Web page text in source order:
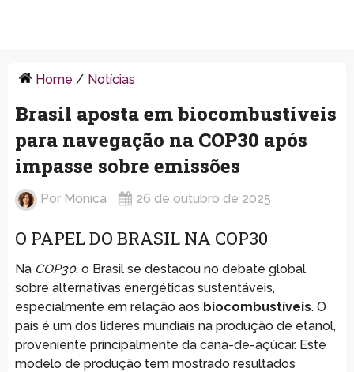
Home / Notícias
Brasil aposta em biocombustíveis
para navegação na COP30 após
impasse sobre emissões
Por Monica 26 de outubro de 2025
O PAPEL DO BRASIL NA COP30
Na COP30, o Brasil se destacou no debate global
sobre alternativas energéticas sustentáveis,
especialmente em relação aos biocombustíveis. O
país é um dos líderes mundiais na produção de etanol,
proveniente principalmente da cana-de-açúcar. Este
modelo de produção tem mostrado resultados